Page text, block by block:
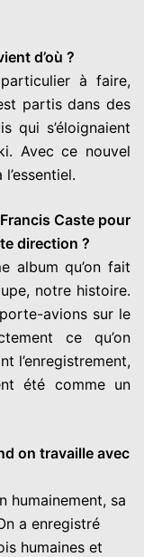
d’où ?
à faire,
partis dans des
qui s’éloignaient
Avec ce nouvel
Caste pour
direction ?
album qu’on fait
notre histoire.
avions sur le
ce qu’on
l’enregistrement,
été comme un
on travaille avec
humainement, sa
a enregistré
humaines et